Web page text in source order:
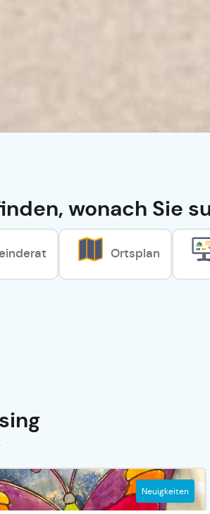
wonach Sie
Ortsplan
Neuigkeiten